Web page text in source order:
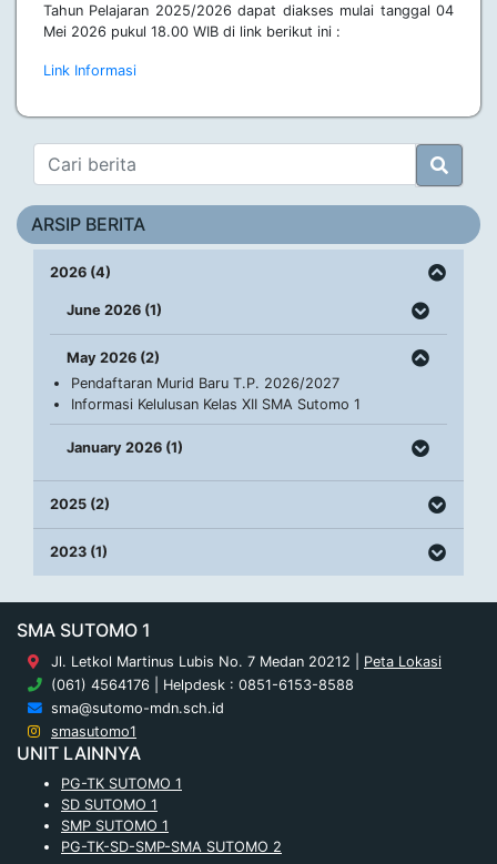
Tahun Pelajaran 2025/2026 dapat diakses mulai tanggal 04
Mei 2026 pukul 18.00 WIB di link berikut ini :
Link Informasi
ARSIP BERITA
2026 (4)
June 2026 (1)
May 2026 (2)
Pendaftaran Murid Baru T.P. 2026/2027
Informasi Kelulusan Kelas XII SMA Sutomo 1
January 2026 (1)
2025 (2)
2023 (1)
SMA SUTOMO 1
Jl. Letkol Martinus Lubis No. 7 Medan 20212 | Peta Lokasi
(061) 4564176 | Helpdesk : 0851-6153-8588
sma@sutomo-mdn.sch.id
smasutomo1
UNIT LAINNYA
PG-TK SUTOMO 1
SD SUTOMO 1
SMP SUTOMO 1
PG-TK-SD-SMP-SMA SUTOMO 2